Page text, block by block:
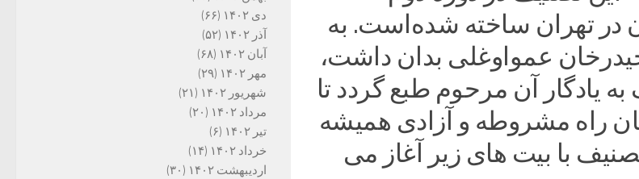
در تهران ساخته شده‌است. به
عمواوغلی بدان داشت،
یادگار آن مرحوم طبع گردد تا
راه مشروطه و آزادی همیشه
با بیت های زیر آغاز می
دی ۱۴۰۲
(۶۶)
آذر ۱۴۰۲
(۵۲)
آبان ۱۴۰۲
(۶۸)
مهر ۱۴۰۲
(۲۹)
شهریور ۱۴۰۲
(۲۱)
مرداد ۱۴۰۲
(۲۰)
تیر ۱۴۰۲
(۶)
خرداد ۱۴۰۲
(۱۴)
اردیبهشت ۱۴۰۲
(۳۰)